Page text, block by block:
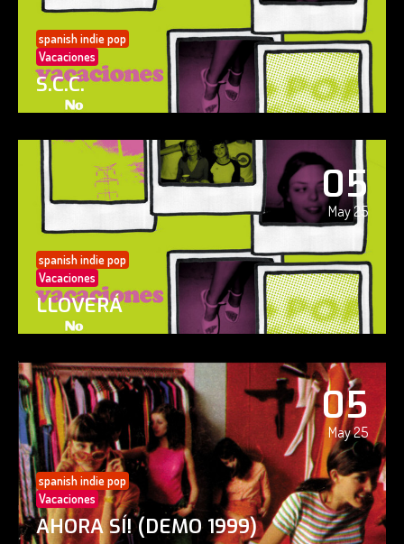
spanish indie pop
Vacaciones
S.C.C.
05
May 25
spanish indie pop
Vacaciones
LLOVERÁ
05
May 25
spanish indie pop
Vacaciones
AHORA SÍ! (DEMO 1999)